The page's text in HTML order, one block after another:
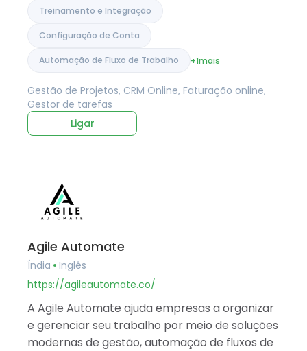
Treinamento e Integração
Configuração de Conta
Automação de Fluxo de Trabalho +1mais
Gestão de Projetos, CRM Online, Faturação online,
Gestor de tarefas
Ligar
Agile Automate
Índia
Inglês
https://agileautomate.co/
A Agile Automate ajuda empresas a organizar
e gerenciar seu trabalho por meio de soluções
modernas de gestão, automação de fluxos de